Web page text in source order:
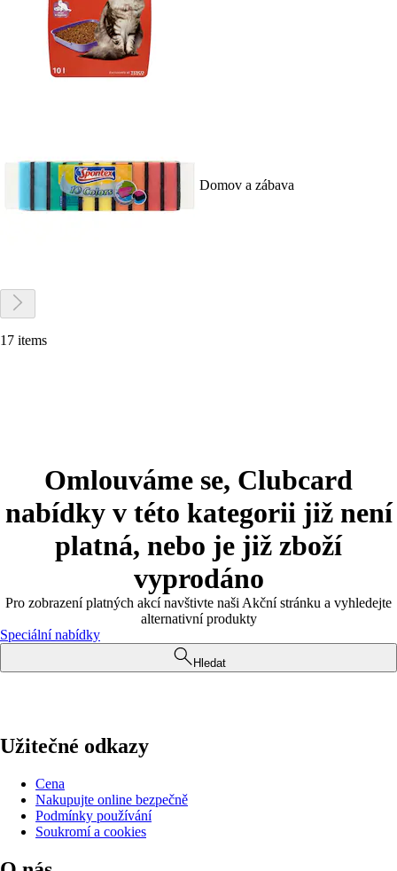
Domov a zábava
17 items
Omlouváme se, Clubcard
nabídky v této kategorii již není
platná, nebo je již zboží
vyprodáno
Pro zobrazení platných akcí navštivte naši Akční stránku a vyhledejte
alternativní produkty
Speciální nabídky
Hledat
Užitečné odkazy
Cena
Nakupujte online bezpečně
Podmínky používání
Soukromí a cookies